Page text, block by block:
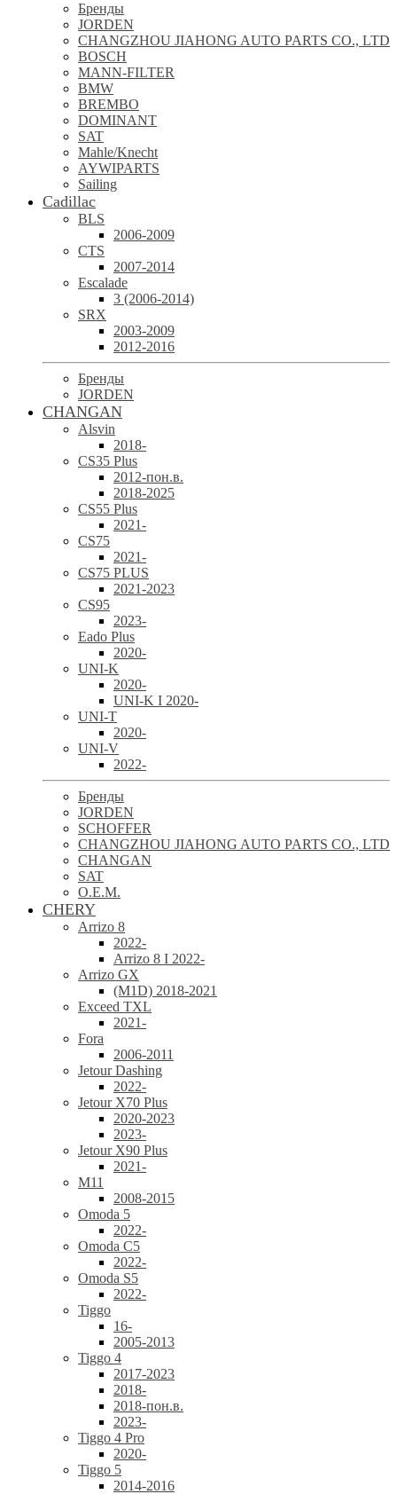
Бренды
JORDEN
CHANGZHOU JIAHONG AUTO PARTS CO., LTD
BOSCH
MANN-FILTER
BMW
BREMBO
DOMINANT
SAT
Mahle/Knecht
AYWIPARTS
Sailing
Cadillac
BLS
2006-2009
CTS
2007-2014
Escalade
3 (2006-2014)
SRX
2003-2009
2012-2016
Бренды
JORDEN
CHANGAN
Alsvin
2018-
CS35 Plus
2012-пон.в.
2018-2025
CS55 Plus
2021-
CS75
2021-
CS75 PLUS
2021-2023
CS95
2023-
Eado Plus
2020-
UNI-K
2020-
UNI-K I 2020-
UNI-T
2020-
UNI-V
2022-
Бренды
JORDEN
SCHOFFER
CHANGZHOU JIAHONG AUTO PARTS CO., LTD
CHANGAN
SAT
O.E.M.
CHERY
Arrizo 8
2022-
Arrizo 8 I 2022-
Arrizo GX
(M1D) 2018-2021
Exceed TXL
2021-
Fora
2006-2011
Jetour Dashing
2022-
Jetour X70 Plus
2020-2023
2023-
Jetour X90 Plus
2021-
M11
2008-2015
Omoda 5
2022-
Omoda C5
2022-
Omoda S5
2022-
Tiggo
16-
2005-2013
Tiggo 4
2017-2023
2018-
2018-пон.в.
2023-
Tiggo 4 Pro
2020-
Tiggo 5
2014-2016